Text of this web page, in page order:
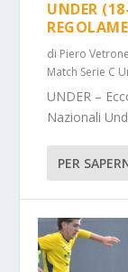
UNDER
di Piero Vetrone
Match Serie C
UNDER –
Nazionali
PER